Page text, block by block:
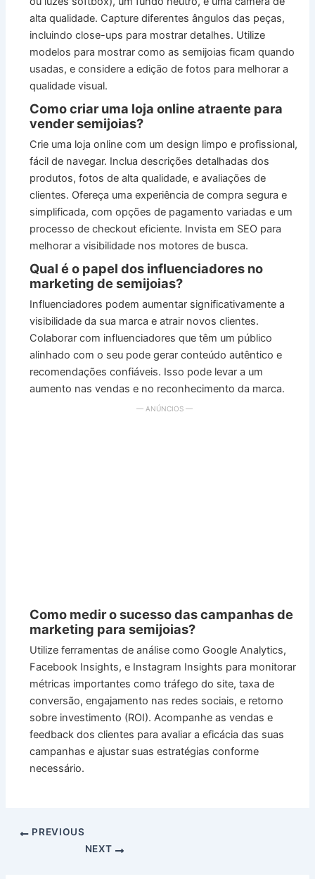
alta qualidade. Capture diferentes ângulos das peças,
incluindo close-ups para mostrar detalhes. Utilize
modelos para mostrar como as semijoias ficam quando
usadas, e considere a edição de fotos para melhorar a
qualidade visual.
Como criar uma loja online atraente para
vender semijoias?
Crie uma loja online com um design limpo e profissional,
fácil de navegar. Inclua descrições detalhadas dos
produtos, fotos de alta qualidade, e avaliações de
clientes. Ofereça uma experiência de compra segura e
simplificada, com opções de pagamento variadas e um
processo de checkout eficiente. Invista em SEO para
melhorar a visibilidade nos motores de busca.
Qual é o papel dos influenciadores no
marketing de semijoias?
Influenciadores podem aumentar significativamente a
visibilidade da sua marca e atrair novos clientes.
Colaborar com influenciadores que têm um público
alinhado com o seu pode gerar conteúdo autêntico e
recomendações confiáveis. Isso pode levar a um
aumento nas vendas e no reconhecimento da marca.
— ANÚNCIOS —
Como medir o sucesso das campanhas de
marketing para semijoias?
Utilize ferramentas de análise como Google Analytics,
Facebook Insights, e Instagram Insights para monitorar
métricas importantes como tráfego do site, taxa de
conversão, engajamento nas redes sociais, e retorno
sobre investimento (ROI). Acompanhe as vendas e
feedback dos clientes para avaliar a eficácia das suas
campanhas e ajustar suas estratégias conforme
necessário.
PREVIOUS
NEXT